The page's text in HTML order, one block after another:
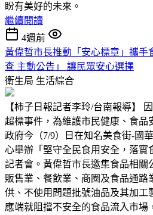
盼有美好的未來。
繼續閱讀
4週前
黃偉哲市長推動「安心標章」攜手
查 主動公告」 讓民眾安心選擇
衛生局 生活綜合
【柿子日報記者李玲/台南報導】
超標事件，為維護市民健康、食品
政府今（7/9）日在知名美食街-國
心舉辦「堅守全民食用安全，落實
記者會。黃偉哲市長邀集食品相關
販售業、餐飲業、商圈及食品通路
供、不使用問題批號油品及其加工
應端就阻擋不安全的食品流入市場